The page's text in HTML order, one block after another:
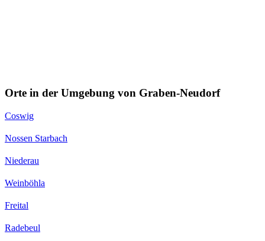
Orte in der Umgebung von Graben-Neudorf
Coswig
Nossen Starbach
Niederau
Weinböhla
Freital
Radebeul